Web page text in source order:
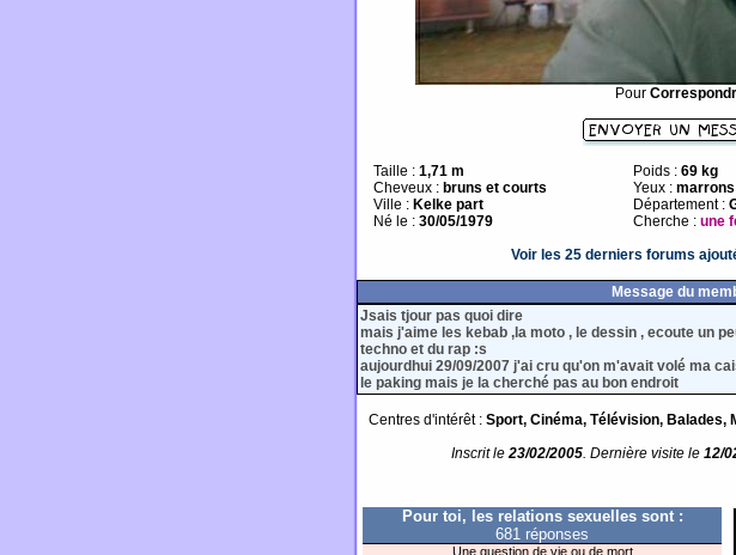
Pour
Taille : 1,71 m
Cheveux : bruns et courts
Ville : Kelke part
Né le : 30/05/1979
Poids : 69 kg
Yeux : marrons
Département :
Cherche : une
Voir les 25 derniers forums
Message du
Jsais tjour pas quoi dire
mais j'aime les kebab ,la moto , le dessin , ecoute un
techno et du rap :s
aujourdhui 29/09/2007 j'ai cru qu'on m'avait volé ma
le paking mais je la cherché pas au bon endroit
Centres d'intérêt : Sport, Cinéma, Télévision, Balades,
Inscrit le23/02/2005. Dernière visite le 12/
Pour toi, les relations sexuelles sont :
681 réponses
Une question de vie ou de mort